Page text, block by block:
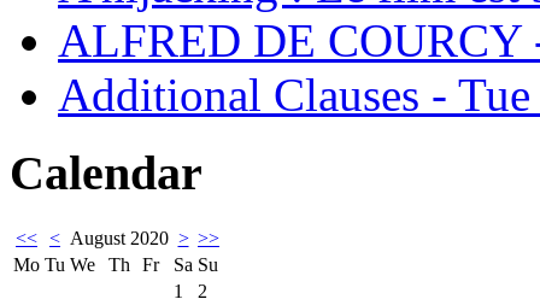
ALFRED DE COURCY
Additional Clauses -
Calendar
<< < August 2020 > >>
Mo Tu We Th Fr Sa Su
1
2